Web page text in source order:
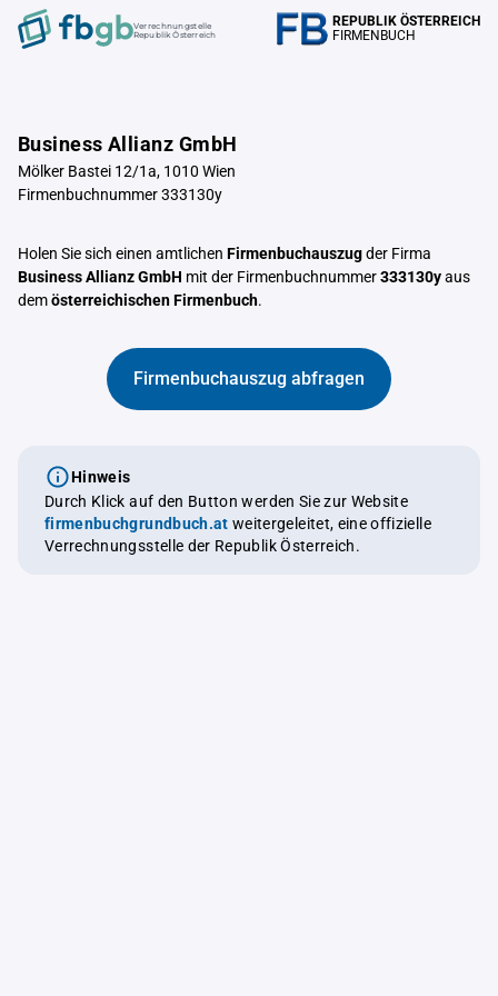
Verrechnungstelle
Republik Österreich
REPUBLIK ÖSTERREICH
FIRMENBUCH
Business Allianz GmbH
Mölker Bastei 12/1a, 1010 Wien
Firmenbuchnummer 333130y
Holen Sie sich einen amtlichen Firmenbuchauszugder Firma
Business Allianz GmbH mit der Firmenbuchnummer333130yaus
demösterreichischen Firmenbuch.
Firmenbuchauszug abfragen
Hinweis
Durch Klick auf den Button werden Sie zur Website
firmenbuchgrundbuch.at weitergeleitet, eine offizielle
Verrechnungsstelle der Republik Österreich.